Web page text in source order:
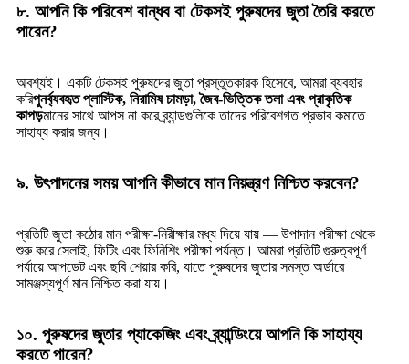
৮. আপনি কি পরিবেশ বান্ধব বা টেকসই পুরুষদের জুতা তৈরি করতে
পারেন?
অবশ্যই। একটি টেকসই পুরুষদের জুতা প্রস্তুতকারক হিসেবে, আমরা ব্যবহার
করিপুনর্ব্যবহৃত প্লাস্টিক, নিরামিষ চামড়া, জৈব-ভিত্তিক তলা এবং প্রাকৃতিক
কাপড়মানের সাথে আপস না করে ব্র্যান্ডগুলিকে তাদের পরিবেশগত প্রভাব কমাতে
সাহায্য করার জন্য।
৯. উৎপাদনের সময় আপনি কীভাবে মান নিয়ন্ত্রণ নিশ্চিত করবেন?
প্রতিটি জুতা কঠোর মান পরীক্ষা-নিরীক্ষার মধ্য দিয়ে যায় — উপাদান পরীক্ষা থেকে
শুরু করে সেলাই, ফিটিং এবং ফিনিশিং পরীক্ষা পর্যন্ত। আমরা প্রতিটি গুরুত্বপূর্ণ
পর্যায়ে আপডেট এবং ছবি শেয়ার করি, যাতে পুরুষদের জুতার সমস্ত অর্ডারে
সামঞ্জস্যপূর্ণ মান নিশ্চিত করা যায়।
১০. পুরুষদের জুতার প্যাকেজিং এবং ব্র্যান্ডিংয়ে আপনি কি সাহায্য
করতে পারেন?